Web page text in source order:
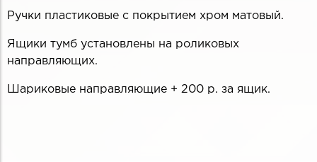
Ручки пластиковые с покрытием хром матовый.
Ящики тумб установлены на роликовых
направляющих.
Шариковые направляющие + 200 р. за ящик.